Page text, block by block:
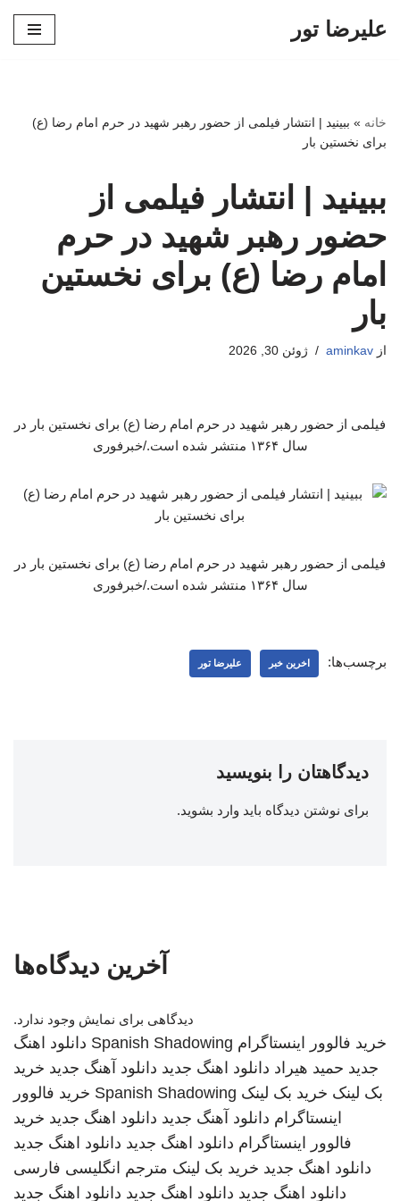
علیرضا تور
خانه » ببینید | انتشار فیلمی از حضور رهبر شهید در حرم امام رضا (ع)
برای نخستین بار
ببینید | انتشار فیلمی از
حضور رهبر شهید در حرم
امام رضا (ع) برای نخستین
بار
از aminkav ژوئن 30, 2026
فیلمی از حضور رهبر شهید در حرم امام رضا (ع) برای نخستین بار در
سال ۱۳۶۴ منتشر شده است./خبرفوری
فیلمی از حضور رهبر شهید در حرم امام رضا (ع) برای نخستین بار در
سال ۱۳۶۴ منتشر شده است./خبرفوری
برچسب‌ها: اخرین خبر علیرضا تور
دیدگاهتان را بنویسید
برای نوشتن دیدگاه باید وارد بشوید.
آخرین دیدگاه‌ها
دیدگاهی برای نمایش وجود ندارد.
خرید فالوور اینستاگرام Spanish Shadowing دانلود اهنگ
جدید حمید هیراد دانلود اهنگ جدید دانلود آهنگ جدید خرید
بک لینک خرید بک لینک Spanish Shadowing خرید فالوور
اینستاگرام دانلود آهنگ جدید دانلود اهنگ جدید خرید
فالوور اینستاگرام دانلود اهنگ جدید دانلود اهنگ جدید
دانلود اهنگ جدید خرید بک لینک مترجم انگلیسی فارسی
دانلود اهنگ جدید دانلود اهنگ جدید دانلود اهنگ جدید